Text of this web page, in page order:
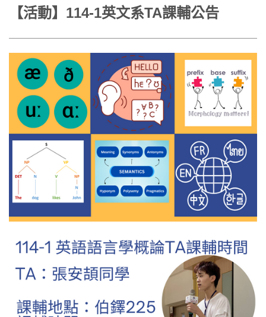
【活動】114-1英文系TA課輔公告